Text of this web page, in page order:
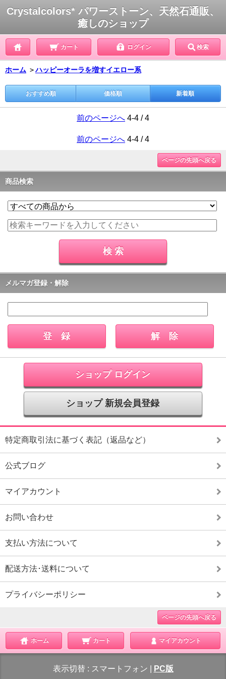
Crystalcolors* パワーストーン、天然石通販、
癒しのショップ
カート ログイン 検索
ホーム ＞ハッピーオーラを増すイエロー系
おすすめ順 価格順 新着順
前のページへ 4-4 / 4
前のページへ 4-4 / 4
ページの先頭へ戻る
商品検索
メルマガ登録・解除
ショップ ログイン
ショップ 新規会員登録
特定商取引法に基づく表記（返品など）
公式ブログ
マイアカウント
お問い合わせ
支払い方法について
配送方法･送料について
プライバシーポリシー
ページの先頭へ戻る
ホーム カート マイアカウント
表示切替 : スマートフォン PC版